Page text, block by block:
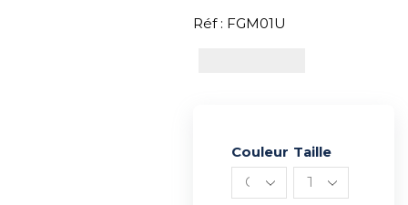
Réf : FGM01U
Couleur Taille
Alternative: